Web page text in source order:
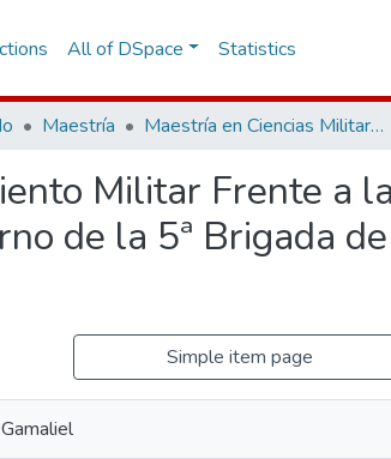
All of DSpace Statistics
Maestría Maestría en Ciencias Militares
Militar Frente a
de la 5ª Brigada
Simple item page